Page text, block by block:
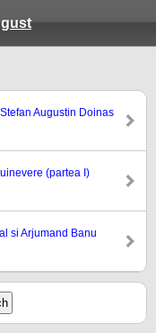
Augustin Doinas
(partea I)
si Arjumand Banu